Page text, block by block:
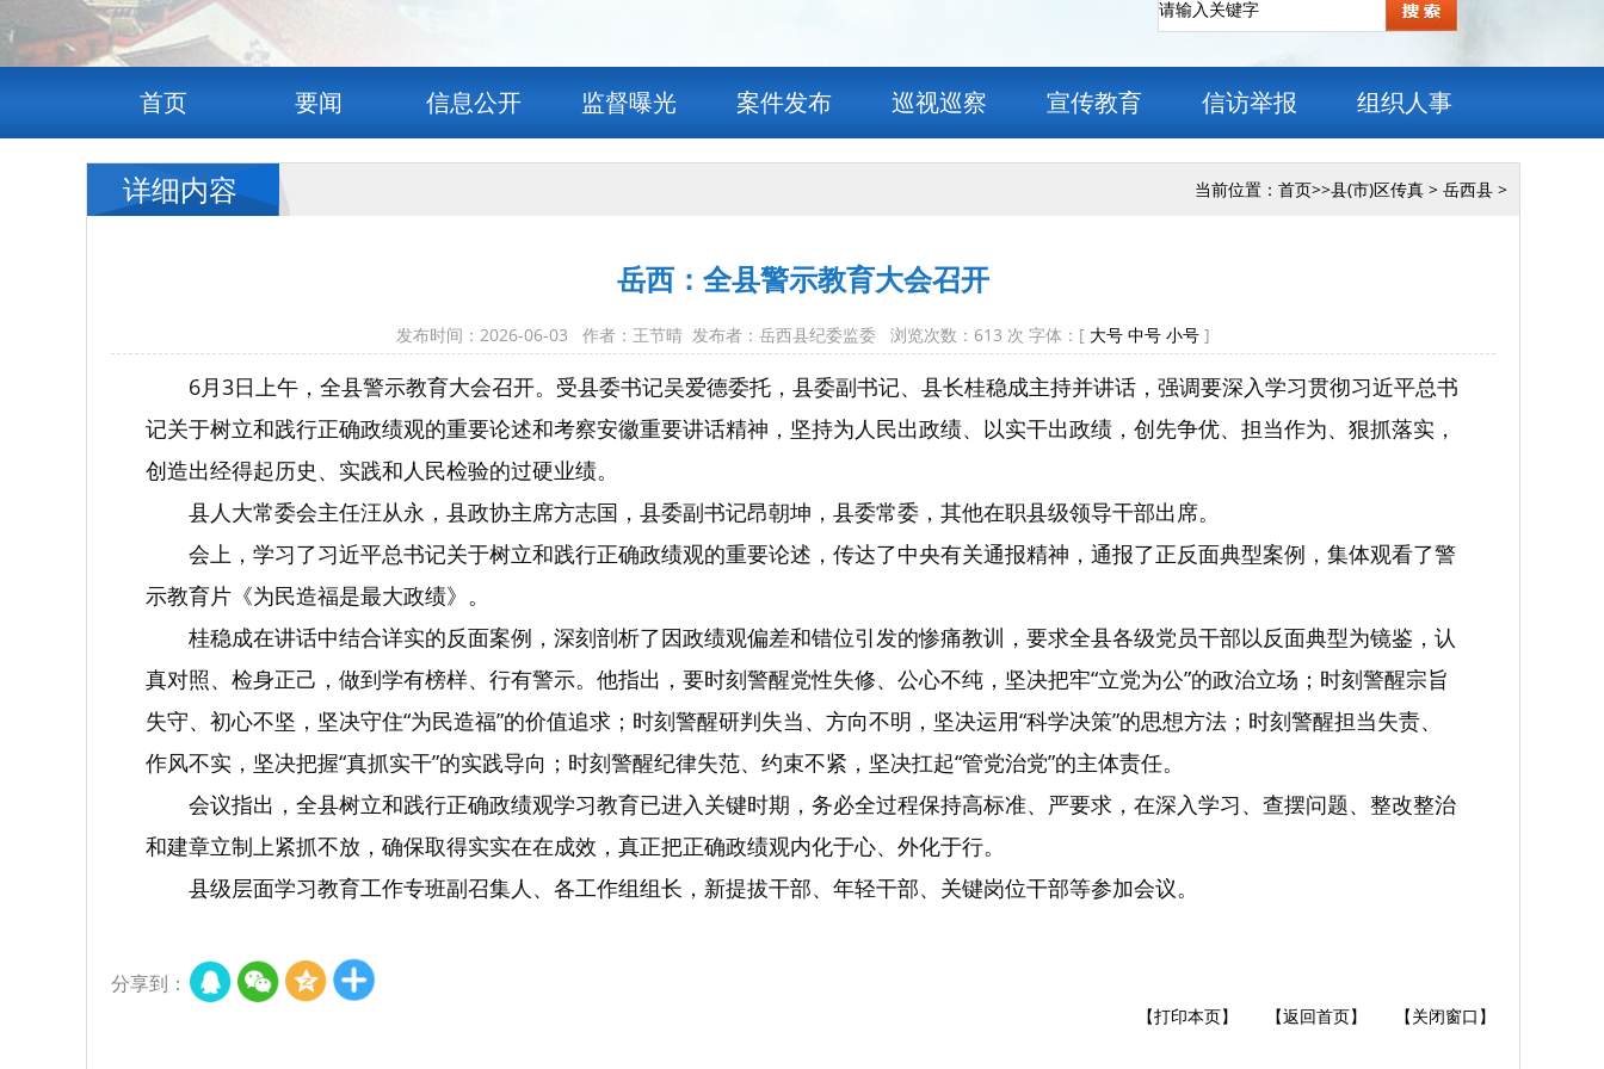
首页 要闻 信息公开 监督曝光 案件发布 巡视巡察 宣传教育 信访举报 组织人事
当前位置： 首页>>县(市)区传真 > 岳西县 >
详细内容
岳西：全县警示教育大会召开
发布时间：2026-06-03 作者：王节晴 发布者：岳西县纪委监委 浏览次数： 613 次 字体：[ 大号 中号 小号 ]
6月3日上午，全县警示教育大会召开。受县委书记吴爱德委托，县委副书记、县长桂稳成主持并讲话，强调要深入学习贯彻习近平总书
记关于树立和践行正确政绩观的重要论述和考察安徽重要讲话精神，坚持为人民出政绩、以实干出政绩，创先争优、担当作为、狠抓落实，
创造出经得起历史、实践和人民检验的过硬业绩。
县人大常委会主任汪从永，县政协主席方志国，县委副书记昂朝坤，县委常委，其他在职县级领导干部出席。
会上，学习了习近平总书记关于树立和践行正确政绩观的重要论述，传达了中央有关通报精神，通报了正反面典型案例，集体观看了警
示教育片《为民造福是最大政绩》。
桂稳成在讲话中结合详实的反面案例，深刻剖析了因政绩观偏差和错位引发的惨痛教训，要求全县各级党员干部以反面典型为镜鉴，认
真对照、检身正己，做到学有榜样、行有警示。他指出，要时刻警醒党性失修、公心不纯，坚决把牢“立党为公”的政治立场；时刻警醒宗旨
失守、初心不坚，坚决守住“为民造福”的价值追求；时刻警醒研判失当、方向不明，坚决运用“科学决策”的思想方法；时刻警醒担当失责、
作风不实，坚决把握“真抓实干”的实践导向；时刻警醒纪律失范、约束不紧，坚决扛起“管党治党”的主体责任。
会议指出，全县树立和践行正确政绩观学习教育已进入关键时期，务必全过程保持高标准、严要求，在深入学习、查摆问题、整改整治
和建章立制上紧抓不放，确保取得实实在在成效，真正把正确政绩观内化于心、外化于行。
县级层面学习教育工作专班副召集人、各工作组组长，新提拔干部、年轻干部、关键岗位干部等参加会议。
分享到：
【打印本页】 【返回首页】 【关闭窗口】